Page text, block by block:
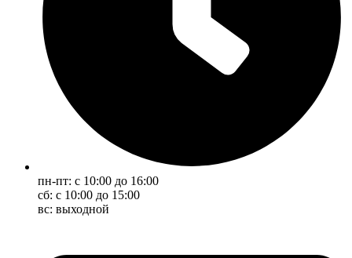
пн-пт: с 10:00 до 16:00
сб: с 10:00 до 15:00
вс: выходной